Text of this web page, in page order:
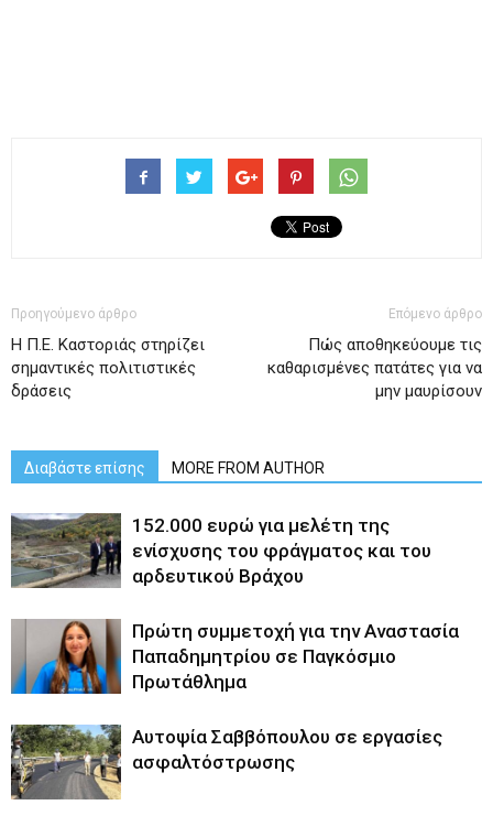
Προηγούμενο άρθρο
Η Π.Ε. Καστοριάς στηρίζει
σημαντικές πολιτιστικές
δράσεις
Επόμενο άρθρο
Πώς αποθηκεύουμε τις
καθαρισμένες πατάτες για να
μην μαυρίσουν
Διαβάστε επίσης MORE FROM AUTHOR
152.000 ευρώ για μελέτη της
ενίσχυσης του φράγματος και του
αρδευτικού Βράχου
Πρώτη συμμετοχή για την Αναστασία
Παπαδημητρίου σε Παγκόσμιο
Πρωτάθλημα
Αυτοψία Σαββόπουλου σε εργασίες
ασφαλτόστρωσης